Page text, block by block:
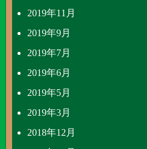
2019年11月
2019年9月
2019年7月
2019年6月
2019年5月
2019年3月
2018年12月